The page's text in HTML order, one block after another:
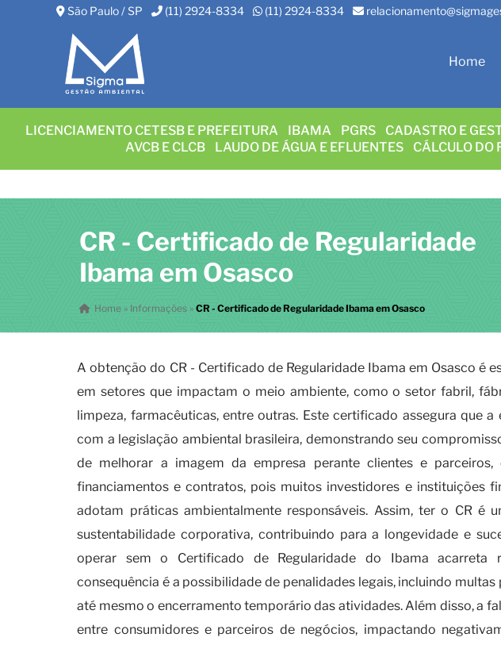
São Paulo / SP (11) 2924-8334 (11) 2924-8334
Home
LICENCIAMENTO CETESB E PREFEITURA IBAMA PGRS CADASTRO E
AVCB E CLCB
LAUDO DE ÁGUA E EFLUENTES CÁLCULO DO
CR - Certificado de Regularidade
Ibama em Osasco
Home » Informações »CR - Certificado de Regularidade Ibama em Osasco
A obtenção do CR - Certificado de Regularidade Ibama em Osasco é
em setores que impactam o meio ambiente, como o setor fabril,
limpeza, farmacêuticas, entre outras. Este certificado assegura que
com a legislação ambiental brasileira, demonstrando seu
de melhorar a imagem da empresa perante clientes e
financiamentos e contratos, pois muitos investidores e instituições
adotam práticas ambientalmente responsáveis. Assim, ter o CR é
sustentabilidade corporativa, contribuindo para a longevidade e
operar sem o Certificado de Regularidade do Ibama acarreta
consequência é a possibilidade de penalidades legais, incluindo
até mesmo o encerramento temporário das atividades. Além disso, a
entre consumidores e parceiros de negócios, impactando